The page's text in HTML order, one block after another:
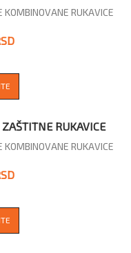
KOMBINOVANE RUKAVICE
RUKAVICE
KOMBINOVANE RUKAVICE